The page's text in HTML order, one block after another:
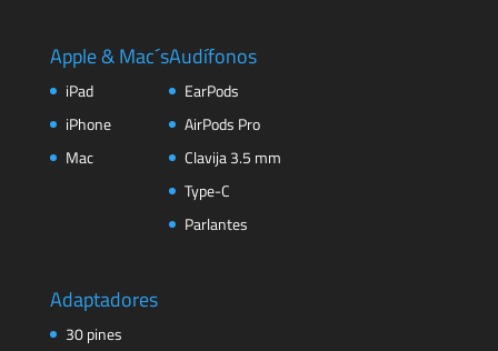
Apple & Mac´s
iPad
iPhone
Mac
Audífonos
EarPods
AirPods Pro
Clavija 3.5 mm
Type-C
Parlantes
Adaptadores
30 pines